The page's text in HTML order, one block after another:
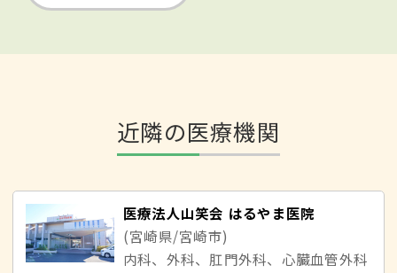
近隣の医療機関
医療法人山笑会 はるやま医院
(宮崎県/宮崎市)
内科、外科、肛門外科、心臓血管外科